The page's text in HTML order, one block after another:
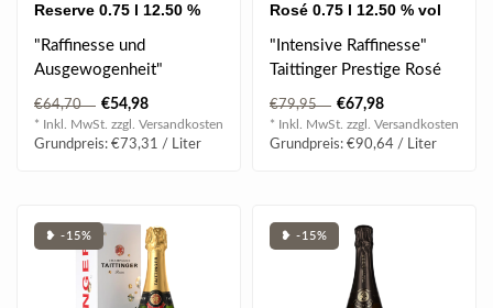
Reserve 0.75 l 12.50 %
vol
"Raffinesse und
Ausgewogenheit"
Taittinger Brut Réserve
wird aus aus perfekt ..
€64,70 €54,98
* Inkl. MwSt. zzgl. Versandkosten
Grundpreis: €73,31 / Liter
Rosé 0.75 l 12.50 % vol
"Intensive Raffinesse"
Taittinger Prestige Rosé
bietet sich zu Beginn und
zum ..
€79,95 €67,98
* Inkl. MwSt. zzgl. Versandkosten
Grundpreis: €90,64 / Liter
❥ -15% ❥ -15%